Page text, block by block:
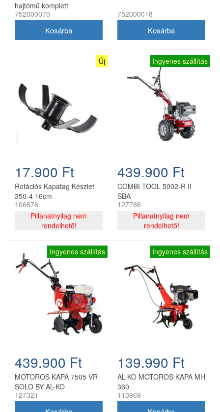
hajtómű komplett
752000070
752000018
Új
17.900 Ft
Rotációs Kapatag Készlet
350-4 16cm
106676
Pillanatnyilag nem
rendelhető!
Ingyenes szállítás
439.900 Ft
COMBI TOOL 5002-R II
SBA
127766
Pillanatnyilag nem
rendelhető!
Ingyenes szállítás
439.900 Ft
MOTOROS KAPA 7505 VR
SOLO BY AL-KO
127321
Ingyenes szállítás
139.990 Ft
AL-KO MOTOROS KAPA MH
360
113969